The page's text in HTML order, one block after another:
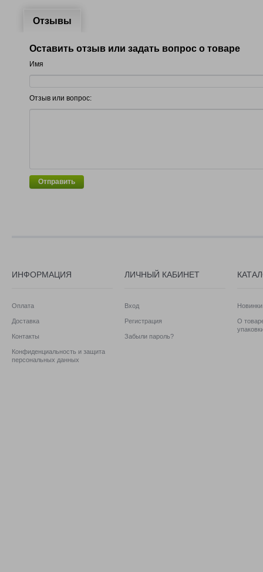
Отзывы
Оставить отзыв или задать вопрос о товаре
Имя
Отзыв или вопрос:
Отправить
ИНФОРМАЦИЯ
Оплата
Доставка
Контакты
Конфиденциальность и защита
персональных данных
ЛИЧНЫЙ КАБИНЕТ
Вход
Регистрация
Забыли пароль?
Новинки
О